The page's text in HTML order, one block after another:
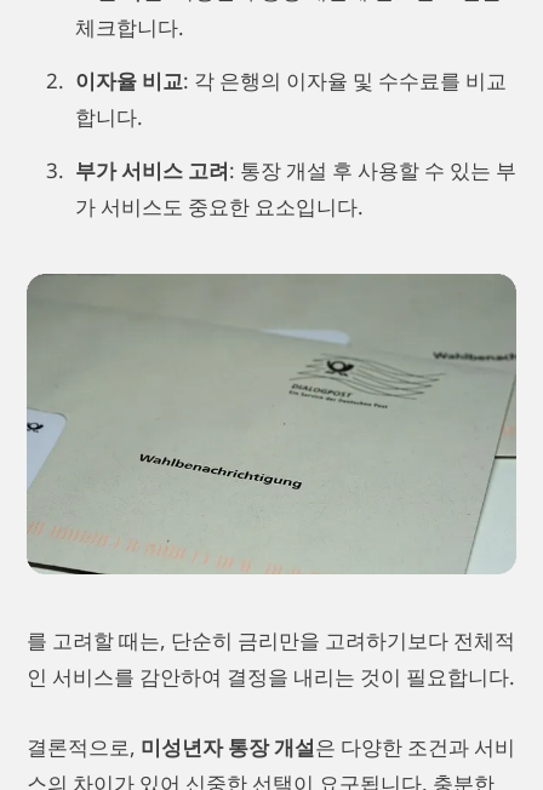
체크합니다.
이자율 비교: 각 은행의 이자율 및 수수료를 비교
합니다.
부가 서비스 고려: 통장 개설 후 사용할 수 있는 부
가 서비스도 중요한 요소입니다.
를 고려할 때는, 단순히 금리만을 고려하기보다 전체적
인 서비스를 감안하여 결정을 내리는 것이 필요합니다.
결론적으로, 미성년자 통장 개설은 다양한 조건과 서비
스의 차이가 있어 신중한 선택이 요구됩니다. 충분한